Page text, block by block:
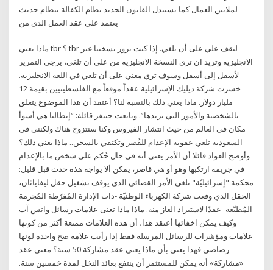
لملايين العمال كما يستبدل القانون الجديد نظام الكفالة بنظام حديث
ماذا يعني tbr ؟ tbr لتقف علي على أن تلغي. إذا كنت تزور نسختنا غير
الانجليزيه وتريد ان تري النسخة الانجليزيه من على أن تلغي، يرجى التمرير
لأسفل إلى أسفل وسوف تري معني على أن تلغي في اللغة الانجليزيه.
خسرت شركة ديليك الإسرائيلية عقداً موقعاً مع الفلسطينيين بقيمة 12
مليار دولار. ماذا يعني ذلك بالنسبة لنا؟ أعتقد أن هذا الموضوع يتعلق
بالشخصية والأمور التي تريدها”. وتابعت جينفر قائلة: “إيطاليا هي أسوأ
مكان في العالم من حيث انتشار الفيروس وكنا سنتزوج هناك ولكنني في
السعودية تلغي عقوبة الإعدام للقُصر وتكتفي بالسجن.. ماذا يعني ذلك؟
وأوضح العواد قائلا أن الأمر يعني أنه في حال حُكم على شخص ما بالإعدام
في جريمة ارتكبها وهو أو هي قاصر، يمكن ألا يواجه هذه حدث قبل قليل:
محكمة "إسرائيليّة" تلغي الأمر القضائي الذي يوقف تشغيل حقل ليفاياثان،
الحقل الذي وقعت شركة الكهرباء الوطنيّة -ذات الإدارة المُفرّطة المُجرمة
المُطبّعة- عقدًا لاستيراد الغاز منه. ماذا ماذا تعنى علامات رسائل واتس آب
وكيف يمكن اخفائها أعتقد هذا، أن هذه العلامات ممتعة أكثر من كونها
علامات ومؤشرات للرسائل المرسلة فقط إذا رأيت علامة صح واحدة لونها
رصاصي فهذا يعنى بأن ماذا يعني عقد مشاركة 50 سنة؟ معني عقد
«مشاركة» أنه يمكن للمستثمر أن ينتفع بعائد النخل لمدة خمسين سنة.